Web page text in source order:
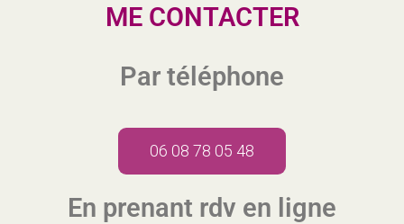
ME CONTACTER
Par téléphone
06 08 78 05 48
En prenant rdv en ligne